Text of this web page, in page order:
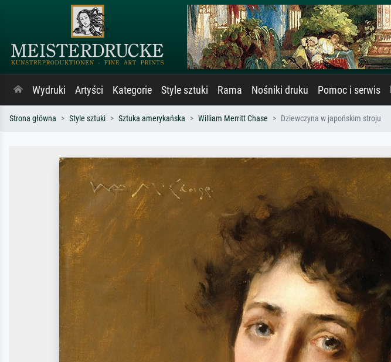
Wydruki Artyści Kategorie Style sztuki Rama Nośniki druku Pomoc i serwis
Strona główna Style sztuki Sztuka amerykańska William Merritt Chase Dziewczyna w japońskim stroju